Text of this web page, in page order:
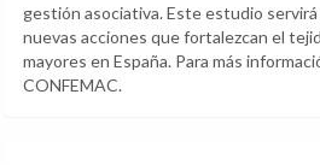
gestión asociativa. Este estudio
nuevas acciones que fortalezcan el
mayores en España. Para más
CONFEMAC.